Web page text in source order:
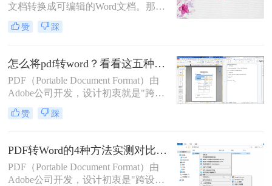
文档转换成可编辑的Word文档。那么
如何将pdf转换成word呢？本文将介绍
几种常用的PDF转Word的方法，助您
赞 踩
怎么将pdf转word？看看这五种转换方法！
PDF（Portable Document Format）由
Adobe公司开发，设计初衷就是"跨设
备一致性呈现"——无论在什么设备
上打开，排版都完全一样。这个优点
用固定坐标记录每个文字、图形的精
确位置，而Word是流式排版，内容从
上到下流动、自动换行。
赞 踩
PDF转Word的4种方法实测对比（附还原度对比表）！
PDF（Portable Document Format）由
Adobe公司开发，设计初衷是"跨设备